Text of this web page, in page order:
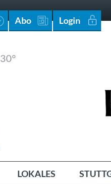
Abo Login
30°
LOKALES